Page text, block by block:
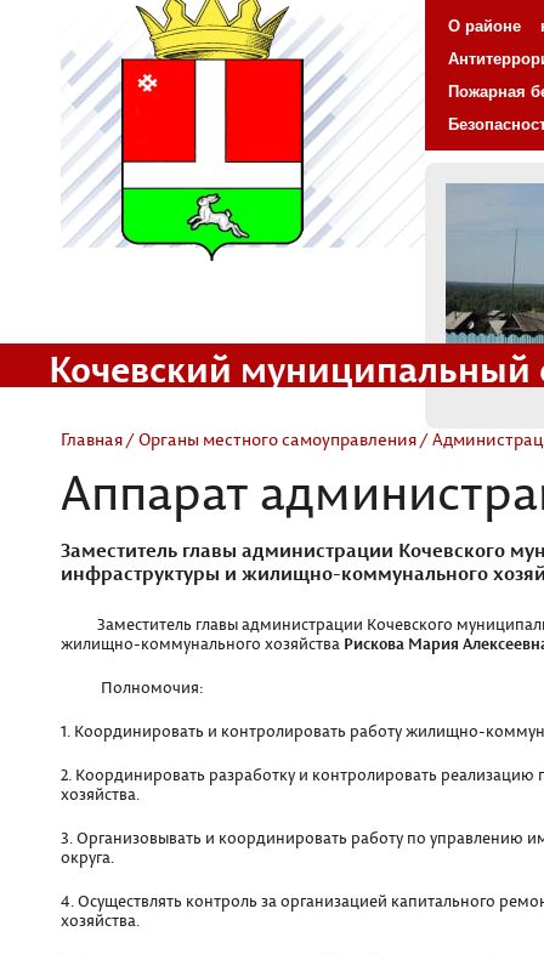
О районе
Пожарная
Кочевский муниципальный
Главная/Органы местного самоуправления/
Аппарат
Заместитель главы администрации Кочевского
инфраструктуры и жилищно-коммунального
Заместитель главы администрации Кочевского
жилищно-коммунального хозяйства Рискова Мария
Полномочия:
1. Координировать и контролировать работу жилищно-
2. Координировать разработку и контролировать
хозяйства.
3. Организовывать и координировать работу по управлению
округа.
4. Осуществлять контроль за организацией капитального
хозяйства.